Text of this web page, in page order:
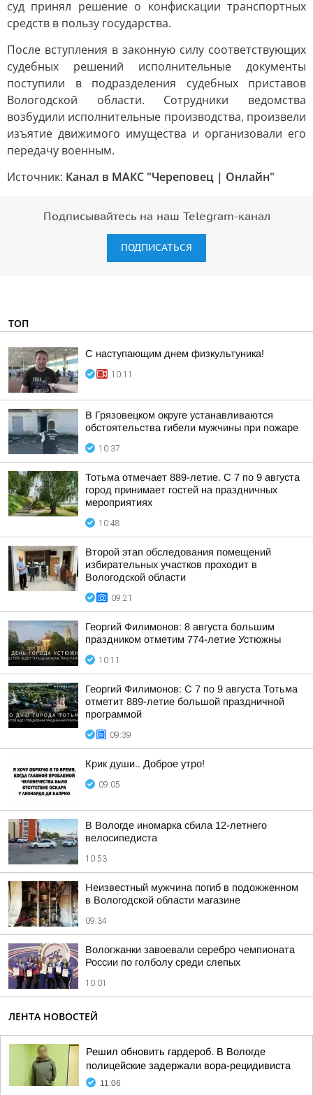
суд принял решение о конфискации транспортных
средств в пользу государства.
После вступления в законную силу соответствующих
судебных решений исполнительные документы
поступили в подразделения судебных приставов
Вологодской области. Сотрудники ведомства
возбудили исполнительные производства, произвели
изъятие движимого имущества и организовали его
передачу военным.
Источник: Канал в МАКС "Череповец | Онлайн"
Подписывайтесь на наш Telegram-канал
ПОДПИСАТЬСЯ
ТОП
С наступающим днем физкультуника!
10:11
В Грязовецком округе устанавливаются
обстоятельства гибели мужчины при пожаре
10:37
Тотьма отмечает 889-летие. С 7 по 9 августа
город принимает гостей на праздничных
мероприятиях
10:48
Второй этап обследования помещений
избирательных участков проходит в
Вологодской области
09:21
Георгий Филимонов: 8 августа большим
праздником отметим 774-летие Устюжны
10:11
Георгий Филимонов: С 7 по 9 августа Тотьма
отметит 889-летие большой праздничной
программой
09:39
Крик души.. Доброе утро!
09:05
В Вологде иномарка сбила 12-летнего
велосипедиста
10:53
Неизвестный мужчина погиб в подожженном
в Вологодской области магазине
09:34
Вологжанки завоевали серебро чемпионата
России по голболу среди слепых
10:01
ЛЕНТА НОВОСТЕЙ
Решил обновить гардероб. В Вологде
полицейские задержали вора-рецидивиста
11:06